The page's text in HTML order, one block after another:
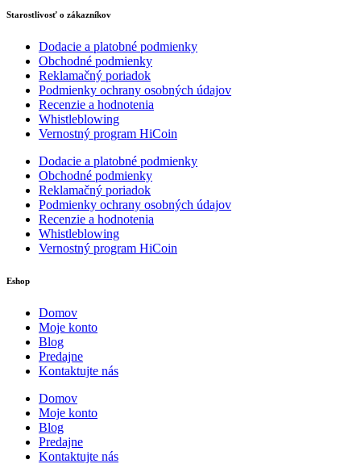
Starostlivosť o zákazníkov
Dodacie a platobné podmienky
Obchodné podmienky
Reklamačný poriadok
Podmienky ochrany osobných údajov
Recenzie a hodnotenia
Whistleblowing
Vernostný program HiCoin
Dodacie a platobné podmienky
Obchodné podmienky
Reklamačný poriadok
Podmienky ochrany osobných údajov
Recenzie a hodnotenia
Whistleblowing
Vernostný program HiCoin
Eshop
Domov
Moje konto
Blog
Predajne
Kontaktujte nás
Domov
Moje konto
Blog
Predajne
Kontaktujte nás